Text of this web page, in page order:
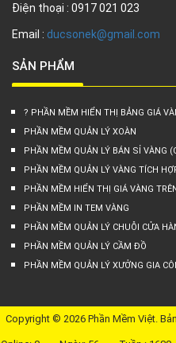
Điện thoại : 0917 021 023
Email : ducsonek@gmail.com
SẢN PHẨM
? PHẦN MỀM HIỂN THỊ BẢNG GIÁ
PHẦN MỀM QUẢN LÝ XOÀN
PHẦN MỀM QUẢN LÝ BÁN SỈ VÀNG
PHẦN MỀM QUẢN LÝ VÀNG TÍCH
PHẦN MỀM HIỂN THỊ GIÁ VÀNG
PHẦN MỀM IN TEM VÀNG
PHẦN MỀM QUẢN LÝ CHUỖI CỬA
PHẦN MỀM QUẢN LÝ CẦM ĐỒ
PHẦN MỀM QUẢN LÝ XƯỞNG GIA
Copyright © 2026 Phần Mềm Việt.